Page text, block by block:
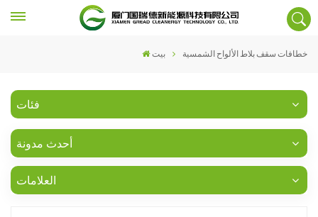
بيت خطافات سقف بلاط الألواح الشمسية
فئات
أحدث مدونة
العلامات